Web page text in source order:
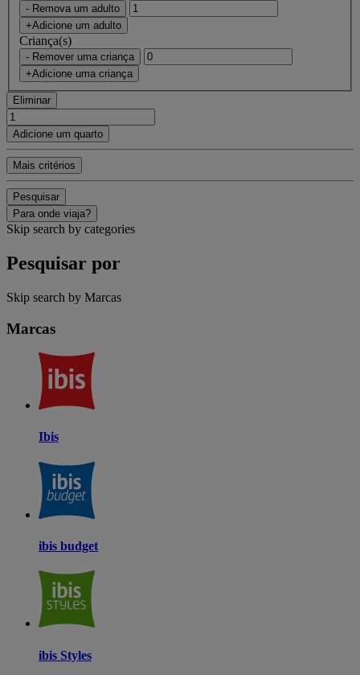
- Remova um adulto
+Adicione um adulto
Criança(s)
- Remover uma criança
+Adicione uma criança
Eliminar
Adicione um quarto
Mais critérios
Pesquisar
Para onde viaja?
Skip search by categories
Pesquisar por
Skip search by Marcas
Marcas
Ibis
ibis budget
ibis Styles